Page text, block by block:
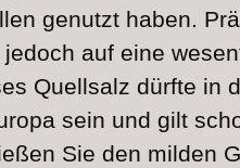
genutzt haben.
auf eine
Quellsalz dürfte in
sein und gilt
Sie den milden